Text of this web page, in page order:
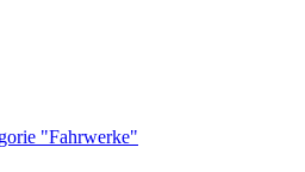
"Fahrwerke"